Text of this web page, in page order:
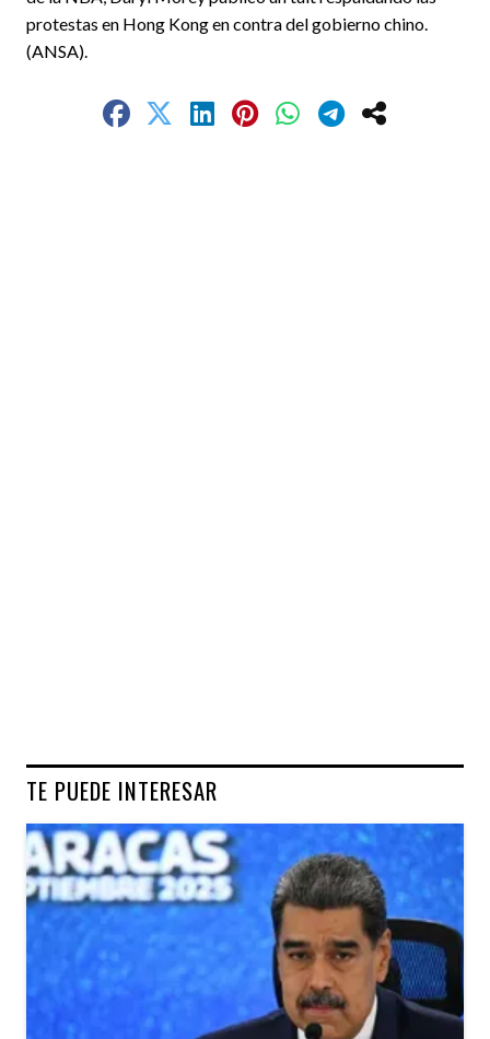
protestas en Hong Kong en contra del gobierno chino.
(ANSA).
TE PUEDE INTERESAR